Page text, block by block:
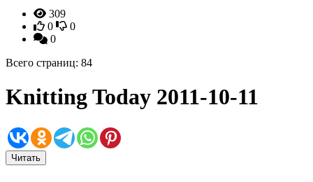
309
0
0
0
Всего страниц: 84
Knitting Today 2011-10-11
Читать